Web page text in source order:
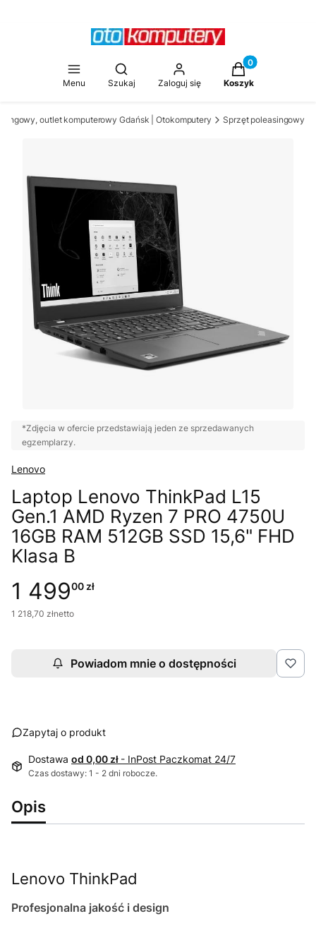
Menu
Otwórz wyszukiwarkę
Szukaj Zaloguj się
Produkty w
Koszyk
outlet komputerowy Gdańsk | Otokomputery Sprzęt poleasingowy
*Zdjęcia w ofercie przedstawiają jeden ze sprzedawanych
egzemplarzy.
Lenovo
Laptop Lenovo ThinkPad L15
Gen.1 AMD Ryzen 7 PRO 4750U
16GB RAM 512GB SSD 15,6" FHD
Klasa B
1 49900 zł
1 218,70 złnetto
Powiadom mnie o dostępności
Zapytaj o produkt
Dostawa od 0,00 zł - InPost Paczkomat 24/7
Czas dostawy: 1 - 2 dni robocze.
Opis
Lenovo ThinkPad
Profesjonalna jakość i design